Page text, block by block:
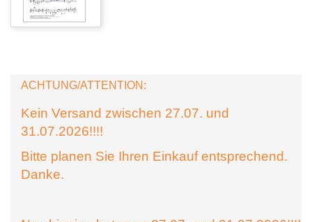
ACHTUNG/ATTENTION:
Kein Versand zwischen 27.07. und
31.07.2026!!!!
Bitte planen Sie Ihren Einkauf entsprechend.
Danke.